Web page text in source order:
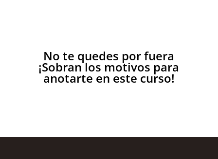
No te quedes por fuera
¡Sobran los motivos para
anotarte en este curso!